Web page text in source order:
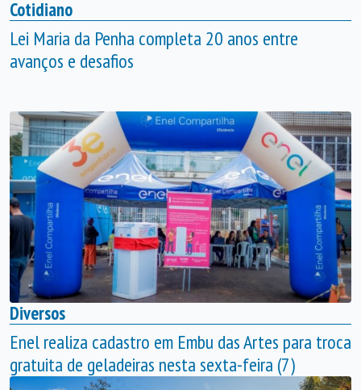
Cotidiano
Lei Maria da Penha completa 20 anos entre
avanços e desafios
Diversos
Enel realiza cadastro em Embu das Artes para troca
gratuita de geladeiras nesta sexta-feira (7)